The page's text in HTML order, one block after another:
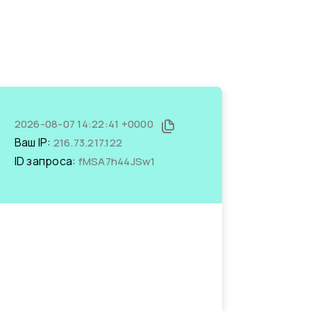
2026-08-07 14:22:41 +0000
Ваш IP: 216.73.217.122
ID запроса: fMSA7h44JSw1